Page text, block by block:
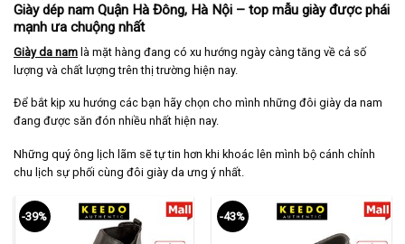
Giày dép nam Quận Hà Đông, Hà Nội – top mẫu giày được phái
mạnh ưa chuộng nhất
Giày da nam là mặt hàng đang có xu hướng ngày càng tăng về cả số
lượng và chất lượng trên thị trường hiện nay.
Để bắt kịp xu hướng các bạn hãy chọn cho mình những đôi giày da nam
đang được săn đón nhiều nhất hiện nay.
Những quý ông lịch lãm sẽ tự tin hơn khi khoác lên mình bộ cánh chỉnh
chu lịch sự phối cùng đôi giày da ưng ý nhất.
-39% -43%